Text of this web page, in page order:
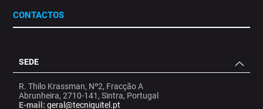
CONTACTOS
SEDE
R. Thilo Krassman, Nº2, Fracção A
Abrunheira, 2710-141, Sintra, Portugal
E-mail: geral@tecniquitel.pt